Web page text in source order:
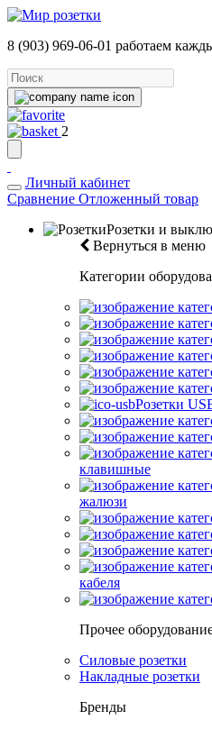
8 (903) 969-06-01 работаем
2
Личный кабинет
Сравнение Отложенный товар
Розетки и
Вернуться в меню
Категории
Розетки
клавишные
жалюзи
кабеля
Прочее
Силовые розетки
Накладные розетки
Бренды